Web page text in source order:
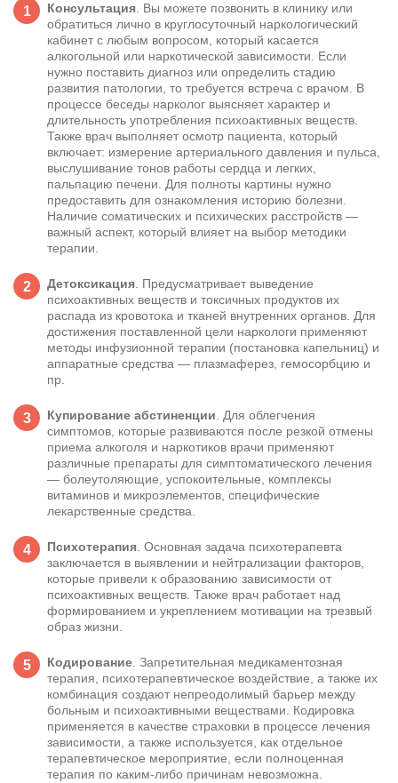
Консультация . Вы можете позвонить в клинику или
обратиться лично в круглосуточный наркологический
кабинет с любым вопросом, который касается
алкогольной или наркотической зависимости. Если
нужно поставить диагноз или определить стадию
развития патологии, то требуется встреча с врачом. В
процессе беседы нарколог выясняет характер и
длительность употребления психоактивных веществ.
Также врач выполняет осмотр пациента, который
включает: измерение артериального давления и пульса,
выслушивание тонов работы сердца и легких,
пальпацию печени. Для полноты картины нужно
предоставить для ознакомления историю болезни.
Наличие соматических и психических расстройств —
важный аспект, который влияет на выбор методики
терапии.
Детоксикация . Предусматривает выведение
психоактивных веществ и токсичных продуктов их
распада из кровотока и тканей внутренних органов. Для
достижения поставленной цели наркологи применяют
методы инфузионной терапии (постановка капельниц) и
аппаратные средства — плазмаферез, гемосорбцию и
пр.
Купирование абстиненции . Для облегчения
симптомов, которые развиваются после резкой отмены
приема алкоголя и наркотиков врачи применяют
различные препараты для симптоматического лечения
— болеутоляющие, успокоительные, комплексы
витаминов и микроэлементов, специфические
лекарственные средства.
Психотерапия . Основная задача психотерапевта
заключается в выявлении и нейтрализации факторов,
которые привели к образованию зависимости от
психоактивных веществ. Также врач работает над
формированием и укреплением мотивации на трезвый
образ жизни.
Кодирование . Запретительная медикаментозная
терапия, психотерапевтическое воздействие, а также их
комбинация создают непреодолимый барьер между
больным и психоактивными веществами. Кодировка
применяется в качестве страховки в процессе лечения
зависимости, а также используется, как отдельное
терапевтическое мероприятие, если полноценная
терапия по каким-либо причинам невозможна.